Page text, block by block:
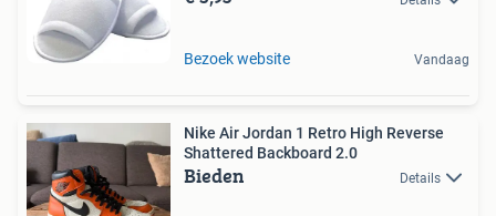
Bezoek website Vandaag
Nike Air Jordan 1 Retro High Reverse
Shattered Backboard 2.0
Bieden Details